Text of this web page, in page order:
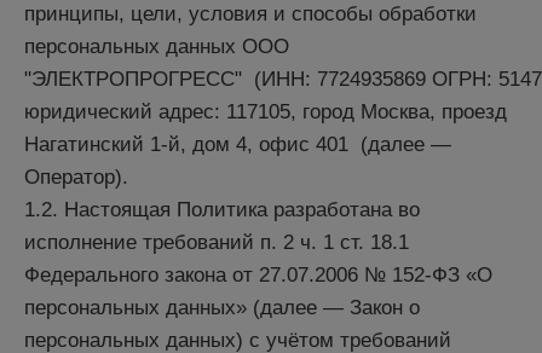
принципы, цели, условия и способы обработки
персональных данных ООО
"ЭЛЕКТРОПРОГРЕСС" (ИНН: 7724935869 ОГРН:
юридический адрес: 117105, город Москва, проезд
Нагатинский 1-й, дом 4, офис 401
(далее —
Оператор).
1.2. Настоящая Политика разработана во
исполнение требований п. 2 ч. 1 ст. 18.1
Федерального закона от 27.07.2006 № 152-ФЗ «О
персональных данных» (далее — Закон о
персональных данных) с учётом требований